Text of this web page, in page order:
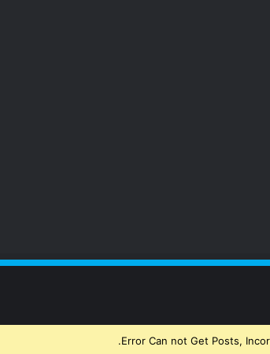
Error Can not Get Posts,